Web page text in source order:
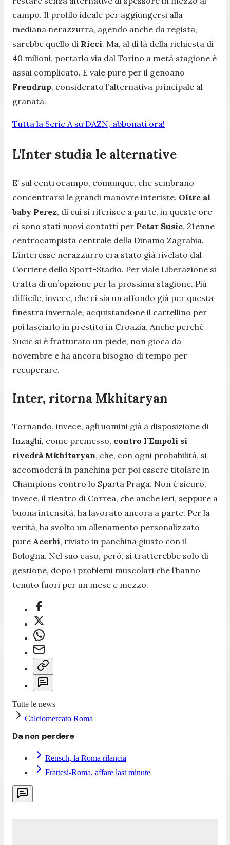
campo. Il profilo ideale per aggiungersi alla
mediana nerazzurra, agendo anche da regista,
sarebbe quello di Ricci. Ma, al di là della richiesta di
40 milioni, portarlo via dal Torino a metà stagione è
assai complicato. E vale pure per il genoano
Frendrup, considerato l’alternativa principale al
granata.
Tutta la Serie A su DAZN, abbonati ora!
L'Inter studia le alternative
E’ sul centrocampo, comunque, che sembrano
concentrarsi le grandi manovre interiste. Oltre al
baby Perez, di cui si riferisce a parte, in queste ore
ci sono stati nuovi contatti per Petar Susic, 21enne
centrocampista centrale della Dinamo Zagrabia.
L’interesse nerazzurro era stato già rivelato dal
Corriere dello Sport-Stadio. Per viale Liberazione si
tratta di un’opzione per la prossima stagione. Più
difficile, invece, che ci sia un affondo già per questa
finestra invernale, acquistandone il cartellino per
poi lasciarlo in prestito in Croazia. Anche perché
Sucic si è fratturato un piede, non gioca da
novembre e ha ancora bisogno di tempo per
recuperare.
Inter, ritorna Mkhitaryan
Tornando, invece, agli uomini già a disposizione di
Inzaghi, come premesso, contro l’Empoli si
rivedrà Mkhitaryan, che, con ogni probabilità, si
accomoderà in panchina per poi essere titolare in
Champions contro lo Sparta Praga. Non è sicuro,
invece, il rientro di Correa, che anche ieri, seppure a
buona intensità, ha lavorato ancora a parte. Per la
verità, ha svolto un allenamento personalizzato
pure Acerbi, rivisto in panchina giusto con il
Bologna. Nel suo caso, però, si tratterebbe solo di
gestione, dopo i problemi muscolari che l’hanno
tenuto fuori per un mese e mezzo.
Tutte le news
Calciomercato Roma
Da non perdere
Rensch, la Roma rilancia
Frattesi-Roma, affare last minute